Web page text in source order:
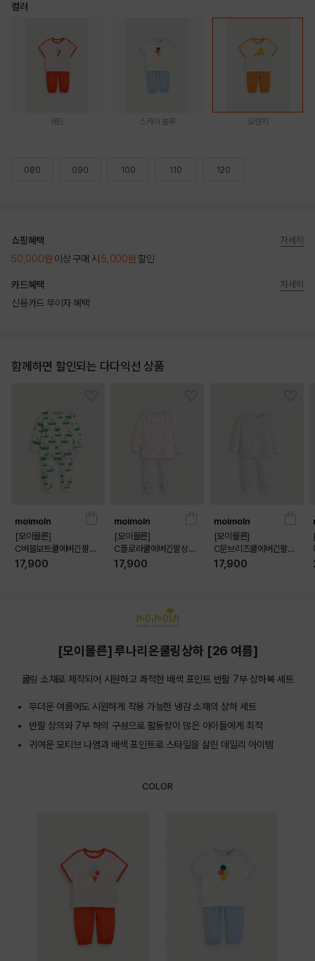
컬러
레드 스카이 블루 오렌지
080 090 100 110 120
쇼핑혜택
50,000원 이상 구매 시 5,000원 할인
자세히
카드혜택
신용카드 무이자 혜택
자세히
함께하면 할인되는 다다익선 상품
moimoln
[모이몰른]
C버블보트쿨에버긴팔상
하 [26 여름]
17,900
moimoln
[모이몰른]
C플로라쿨에버긴팔상하
[26 여름]
17,900
moimoln
[모이몰른]
C문브리즈쿨에버긴팔상
하 [26 여름]
17,900
[모이몰른] 루나리온쿨링상하 [26 여름]
쿨링 소재로 제작되어 시원하고 쾌적한 배색 포인트 반팔 7부 상하복 세트
무더운 여름에도 시원하게 착용 가능한 냉감 소재의 상하 세트
반팔 상의와 7부 하의 구성으로 활동량이 많은 아이들에게 최적
귀여운 모티브 나염과 배색 포인트로 스타일을 살린 데일리 아이템
COLOR